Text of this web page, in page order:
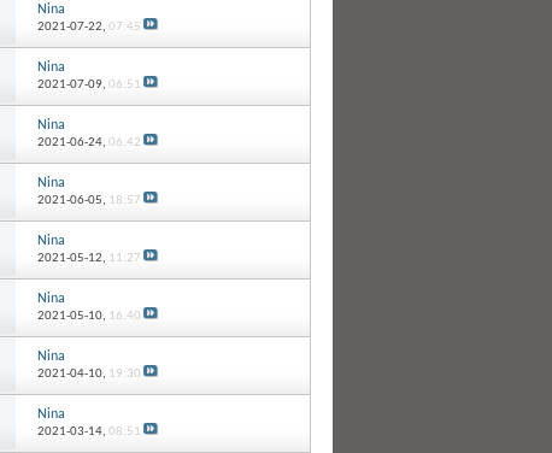
Nina
2021-07-22,07:45
Nina
2021-07-09,06:51
Nina
2021-06-24,06:42
Nina
2021-06-05, 18:57
Nina
2021-05-12, 11:27
Nina
2021-05-10, 16:40
Nina
2021-04-10, 19:30
Nina
2021-03-14,08:51